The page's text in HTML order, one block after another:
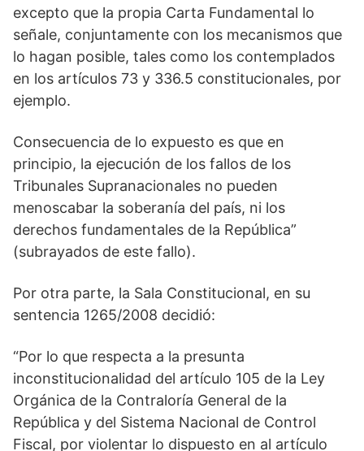
excepto que la propia Carta Fundamental lo
señale, conjuntamente con los mecanismos que
lo hagan posible, tales como los contemplados
en los artículos 73 y 336.5 constitucionales, por
ejemplo.
Consecuencia de lo expuesto es que en
principio, la ejecución de los fallos de los
Tribunales Supranacionales no pueden
menoscabar la soberanía del país, ni los
derechos fundamentales de la República”
(subrayados de este fallo).
Por otra parte, la Sala Constitucional, en su
sentencia 1265/2008 decidió:
“Por lo que respecta a la presunta
inconstitucionalidad del artículo 105 de la Ley
Orgánica de la Contraloría General de la
República y del Sistema Nacional de Control
Fiscal, por violentar lo dispuesto en al artículo